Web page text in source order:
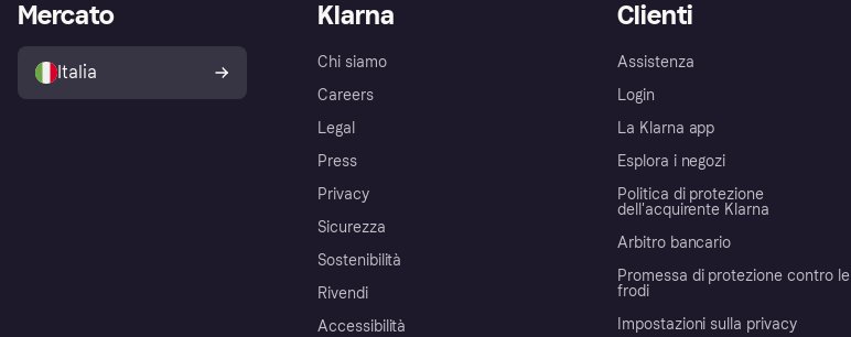
Klarna
Chi siamo
Careers
Legal
Press
Privacy
Sicurezza
Sostenibilità
Rivendi
Accessibilità
Clienti
Assistenza
Login
La Klarna app
Esplora i negozi
Politica di protezione
dell'acquirente Klarna
Arbitro bancario
Promessa di protezione contro le
frodi
Impostazioni sulla privacy
Mercato
Italia